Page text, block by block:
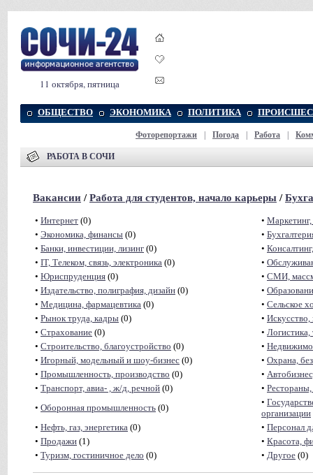
11 октября, пятница
ОБЩЕСТВО ЭКОНОМИКА ПОЛИТИКА
Фоторепортажи Погода Работа
РАБОТА В СОЧИ
Вакансии /Работа для студентов, начало карьеры /
• Интернет (0) • Маркетинг,
• Экономика, финансы (0) •
• Банки, инвестиции, лизинг (0) •
• IT, Телеком, связь, электроника (0) •
• Юриспруденция (0) • СМИ,
• Издательство, полиграфия, дизайн (0) •
• Медицина, фармацевтика (0) • Сельское
• Рынок труда, кадры (0) • Искусство,
• Страхование (0) • Логистика,
• Строительство, благоустройство (0) •
• Игорный, модельный и шоу-бизнес (0) • Охрана,
• Промышленность, производство (0) •
• Транспорт, авиа- , ж/д, речной (0) •
• Оборонная промышленность (0)
•
организации
• Нефть, газ, энергетика (0) • Персонал
• Продажи (1) • Красота,
• Туризм, гостиничное дело (0) • Другое (0)